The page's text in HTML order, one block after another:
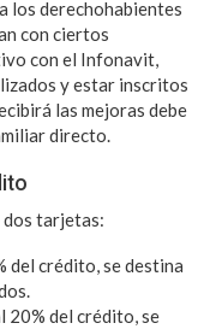
los derechohabientes
con ciertos
con el Infonavit,
y estar inscritos
las mejoras debe
directo.
dos tarjetas:
del crédito, se destina
20% del crédito, se